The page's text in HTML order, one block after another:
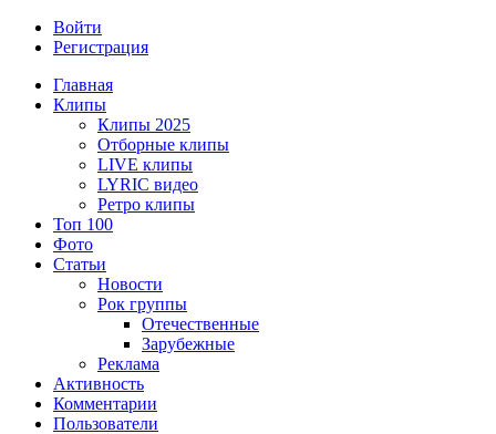
Войти
Регистрация
Главная
Клипы
Клипы 2025
Отборные клипы
LIVE клипы
LYRIC видео
Ретро клипы
Топ 100
Фото
Статьи
Новости
Рок группы
Отечественные
Зарубежные
Реклама
Активность
Комментарии
Пользователи